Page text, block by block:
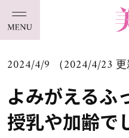
2024/4/9 （2024/4/23 更
よみがえるふ
授乳や加齢で